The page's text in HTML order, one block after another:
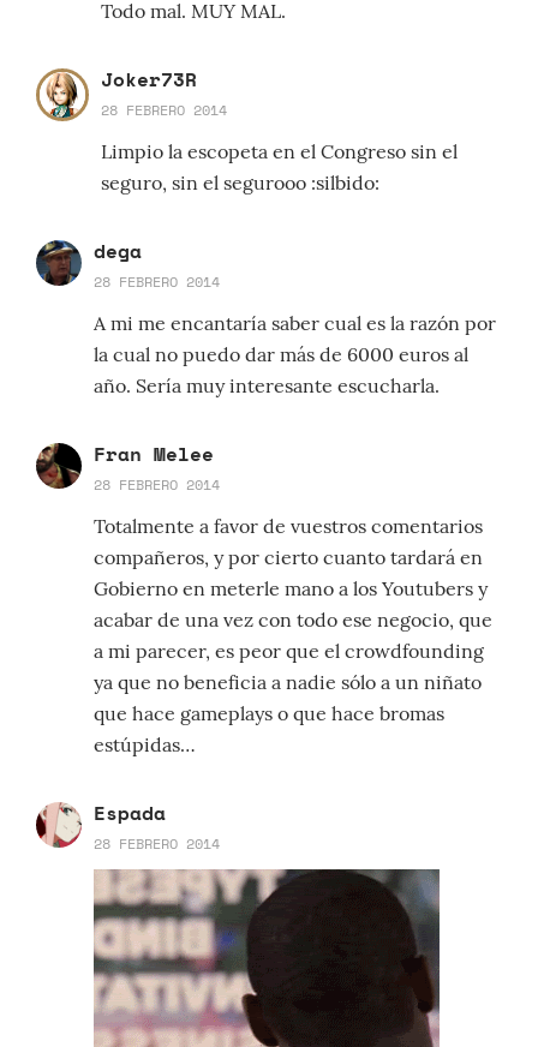
Todo mal. MUY MAL.
Joker73R
28 FEBRERO 2014
Limpio la escopeta en el Congreso sin el
seguro, sin el segurooo :silbido:
dega
28 FEBRERO 2014
A mi me encantaría saber cual es la razón por
la cual no puedo dar más de 6000 euros al
año. Sería muy interesante escucharla.
Fran Melee
28 FEBRERO 2014
Totalmente a favor de vuestros comentarios
compañeros, y por cierto cuanto tardará en
Gobierno en meterle mano a los Youtubers y
acabar de una vez con todo ese negocio, que
a mi parecer, es peor que el crowdfounding
ya que no beneficia a nadie sólo a un niñato
que hace gameplays o que hace bromas
estúpidas…
Espada
28 FEBRERO 2014